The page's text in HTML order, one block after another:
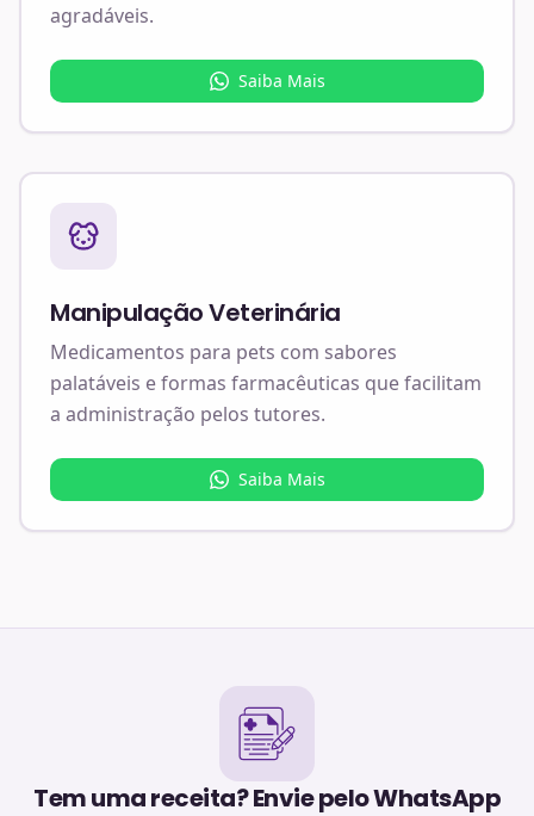
agradáveis.
Saiba Mais
Manipulação Veterinária
Medicamentos para pets com sabores
palatáveis e formas farmacêuticas que facilitam
a administração pelos tutores.
Saiba Mais
Tem uma receita? Envie pelo WhatsApp